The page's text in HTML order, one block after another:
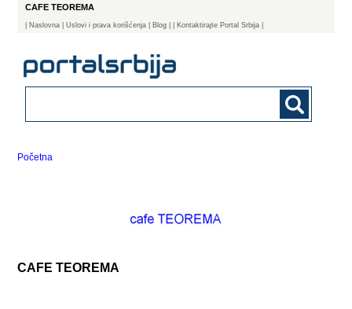
CAFE TEOREMA
Naslovna | Uslovi i prava korišćenja Blog | Kontaktirajte Portal Srbija |
Početna
CAFE TEOREMA